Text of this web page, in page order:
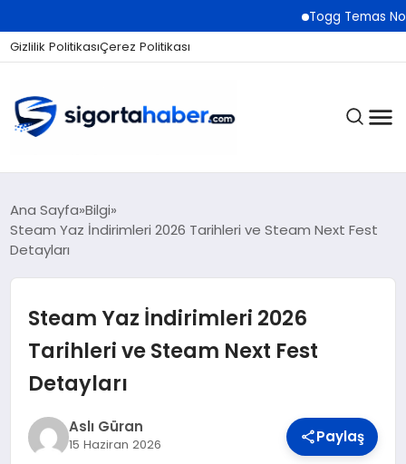
Togg Temas Noktaları
Gizlilik PolitikasıÇerez Politikası
SIGORTA
EKONOMI
Ana Sayfa Bilgi
Steam Yaz İndirimleri 2026 Tarihleri ve Steam Next Fest
Detayları
Steam Yaz İndirimleri 2026
Tarihleri ve Steam Next Fest
Detayları
Aslı Güran
15 Haziran 2026 Paylaş